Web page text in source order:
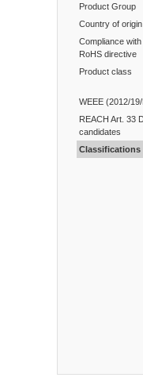
Product Group
Country of origin
Compliance
RoHS directive
Product class
WEEE (2012/
REACH Art. 33
candidates
Classifications